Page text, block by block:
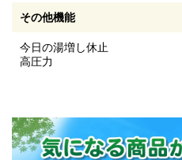
その他機能
今日の湯増し休止
高圧力